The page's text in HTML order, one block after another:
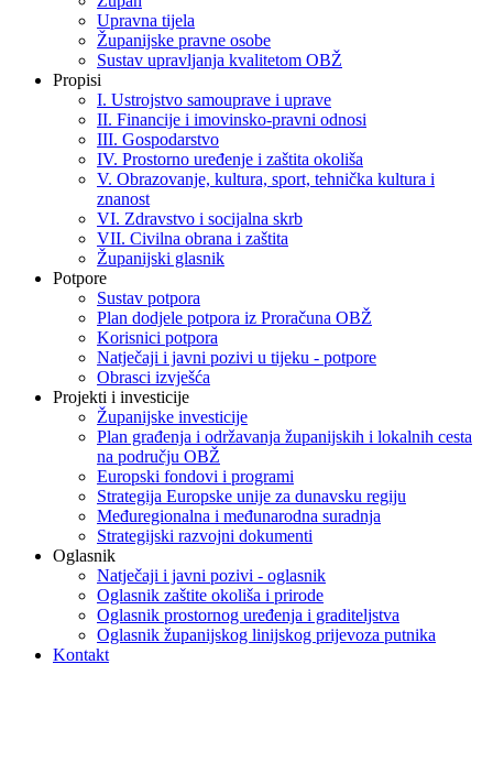
Upravna tijela
Županijske pravne osobe
Sustav upravljanja kvalitetom OBŽ
Propisi
I. Ustrojstvo samouprave i uprave
II. Financije i imovinsko-pravni odnosi
III. Gospodarstvo
IV. Prostorno uređenje i zaštita okoliša
V. Obrazovanje, kultura, sport, tehnička kultura i
znanost
VI. Zdravstvo i socijalna skrb
VII. Civilna obrana i zaštita
Županijski glasnik
Potpore
Sustav potpora
Plan dodjele potpora iz Proračuna OBŽ
Korisnici potpora
Natječaji i javni pozivi u tijeku - potpore
Obrasci izvješća
Projekti i investicije
Županijske investicije
Plan građenja i održavanja županijskih i lokalnih cesta
na području OBŽ
Europski fondovi i programi
Strategija Europske unije za dunavsku regiju
Međuregionalna i međunarodna suradnja
Strategijski razvojni dokumenti
Oglasnik
Natječaji i javni pozivi - oglasnik
Oglasnik zaštite okoliša i prirode
Oglasnik prostornog uređenja i graditeljstva
Oglasnik županijskog linijskog prijevoza putnika
Kontakt